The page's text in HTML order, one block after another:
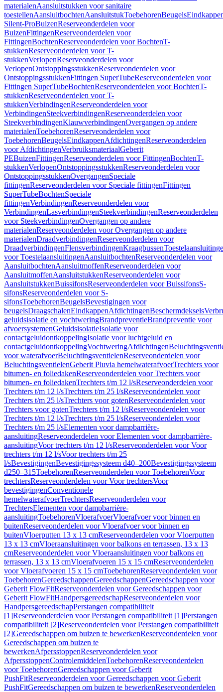
materialenAansluitstukken voor sanitaire
toestellenAansluitbochtenAansluitstukToebehorenBeugels
Silent-ProBuizenReserveonderdelen voor
BuizenFittingenReserveonderdelen voor
FittingenBochtenReserveonderdelen voor BochtenT-
stukkenReserveonderdelen voor T-
stukkenVerlopenReserveonderdelen voor
VerlopenOntstoppingsstukkenReserveonderdelen voor
OntstoppingsstukkenFittingen SuperTubeReserveonderdelen voor
Fittingen SuperTubeBochtenReserveonderdelen voor BochtenT-
stukkenReserveonderdelen voor T-
stukkenVerbindingenReserveonderdelen voor
VerbindingenSteekverbindingenReserveonderdelen voor
SteekverbindingenKlauwverbindingenOvergangen op andere
materialenToebehorenReserveonderdelen voor
ToebehorenBeugelsEindkappenAfdichtingenReserveonderdelen
voor AfdichtingenVerbruiksmateriaalGeberit
PEBuizenFittingenReserveonderdelen voor FittingenBochtenT-
stukkenVerlopenOntstoppingsstukkenReserveonderdelen voor
OntstoppingsstukkenOvergangenSpeciale
fittingenReserveonderdelen voor Speciale fittingenFittingen
SuperTubeBochtenSpeciale
fittingenVerbindingenReserveonderdelen voor
VerbindingenLasverbindingenSteekverbindingenReserveonderdelen
voor SteekverbindingenOvergangen op andere
materialenReserveonderdelen voor Overgangen op andere
materialenDraadverbindingenReserveonderdelen voor
DraadverbindingenFlensverbindingenKraagbussen
voor ToestelaansluitingenAansluitbochtenReserveonderdelen voor
AansluitbochtenAansluitmoffenReserveonderdelen voor
AansluitmoffenAansluitstukkenReserveonderdelen voor
AansluitstukkenBuissifonsReserveonderdelen voor BuissifonsS-
sifonsReserveonderdelen voor S-
sifonsToebehorenBeugelsBevestigingen voor
beugelsDraagschalenEindkappenAfdichtingenBeschermdeksels
geluidsisolatie en vochtweringBrandpreventieBrandpreventie voor
afvoersystemenGeluidsisolatieIsolatie voor
contactgeluidontkoppelingIsolatie voor luchtgeluid en
contactgeluidontkoppelingVochtweringAfdichtingen
voor waterafvoerBeluchtingsventielenReserveonderdelen voor
BeluchtingsventielenGeberit Pluvia hemelwaterafvoerTrechters voor
bitumen- en foliedakenReserveonderdelen voor Trechters voor
bitumen- en foliedakenTrechters t/m 12 l/sReserveonderdelen voor
Trechters t/m 12 l/sTrechters t/m 25 l/sReserveonderdelen voor
Trechters t/m 25 l/sTrechters voor gotenReserveonderdelen voor
Trechters voor gotenTrechters t/m 12 l/sReserveonderdelen voor
Trechters t/m 12 l/sTrechters t/m 25 l/sReserveonderdelen voor
Trechters t/m 25 l/sElementen voor dampbarrière-
aansluitingReserveonderdelen voor Elementen voor dampbarrière-
aansluitingVoor trechters t/m 12 l/sReserveonderdelen voor Voor
trechters t/m 12 l/sVoor trechters t/m 25
l/sBevestigingenBevestigingssysteem d40–200Bevestigingssysteem
d250–315ToebehorenReserveonderdelen voor ToebehorenVoor
trechtersReserveonderdelen voor Voor trechtersVoor
bevestigingenConventionele
hemelwaterafvoerTrechtersReserveonderdelen voor
TrechtersElementen voor dampbarrière-
aansluitingToebehorenVloerafvoerVloerafvoer voor binnen en
buitenReserveonderdelen voor Vloerafvoer voor binnen en
buitenVloerputten 13 x 13 cmReserveonderdelen voor Vloerputten
13 x 13 cmVloeraansluitingen voor balkons en terrassen, 13 x 13
cmReserveonderdelen voor Vloeraansluitingen voor balkons en
terrassen, 13 x 13 cmVloerafvoeren 15 x 15 cmReserveonderdelen
voor Vloerafvoeren 15 x 15 cmToebehorenReserveonderdelen voor
ToebehorenGereedschappenGereedschappenGereedschappen voor
Geberit FlowFitReserveonderdelen voor Gereedschappen voor
Geberit FlowFitHandpersgereedschapReserveonderdelen voor
HandpersgereedschapPerstangen compatibiliteit
[1]Reserveonderdelen voor Perstangen compatibiliteit [1]Perstangen
compatibiliteit [2]Reserveonderdelen voor Perstangen compatibiliteit
[2]Gereedschappen om buizen te bewerkenReserveonderdelen voor
Gereedschappen om buizen te
bewerkenAfpersstoppenReserveonderdelen voor
AfpersstoppenControlemiddelenToebehorenReserveonderdelen
voor ToebehorenGereedschappen voor Geberit
PushFitReserveonderdelen voor Gereedschappen voor Geberit
PushFitGereedschappen om buizen te bewerkenReserveonderdelen